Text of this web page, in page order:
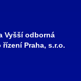
Vyšší odborná
Praha, s.r.o.